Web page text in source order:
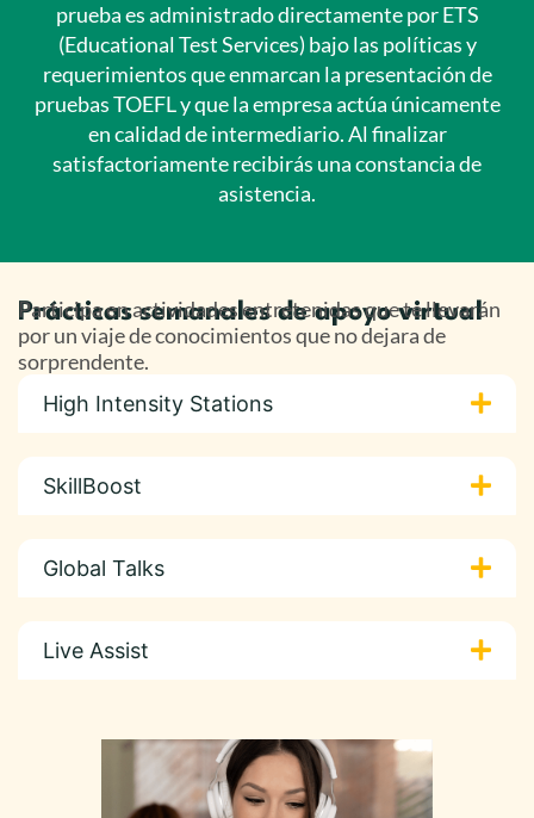
prueba es administrado directamente por ETS
(Educational Test Services) bajo las políticas y
requerimientos que enmarcan la presentación de
pruebas TOEFL y que la empresa actúa únicamente
en calidad de intermediario. Al finalizar
satisfactoriamente recibirás una constancia de
asistencia.
Prácticas semanales de apoyo virtual
Participa en actividades entretenidas que te llevarán
por un viaje de conocimientos que no dejara de
sorprendente.
High Intensity Stations
SkillBoost
Global Talks
Live Assist